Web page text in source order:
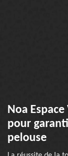
Noa
pour
pelouse